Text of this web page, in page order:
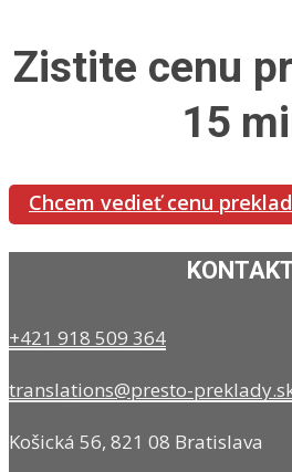
Zistite cenu
15
Chcem vedieť cenu
+421 918 509 364
translations@presto-
Košická 56, 821 08 Bratislava